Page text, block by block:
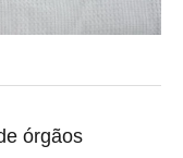
órgãos